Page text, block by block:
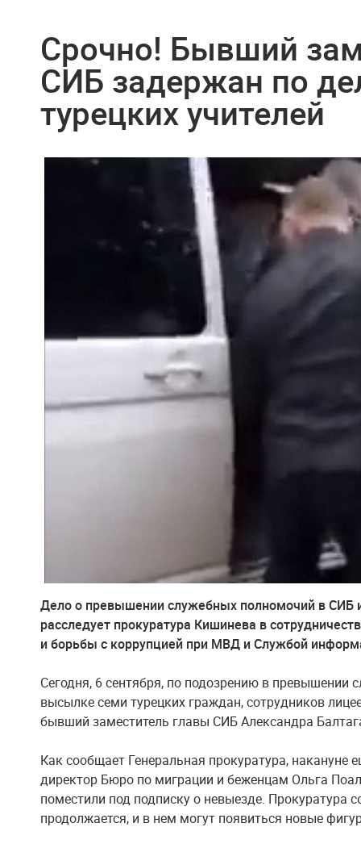
Срочно! Бывший
СИБ задержан по
турецких учителей
Дело о превышении служебных полномочий в
расследует прокуратура Кишинева в
и борьбы с коррупцией при МВД и Службой
Сегодня, 6 сентября, по подозрению в превышении
высылке семи турецких граждан, сотрудников
бывший заместитель главы СИБ Александра
Как сообщает Генеральная прокуратура, накануне
директор Бюро по миграции и беженцам Ольга
поместили под подписку о невыезде. Прокуратура
продолжается, и в нем могут появиться новые